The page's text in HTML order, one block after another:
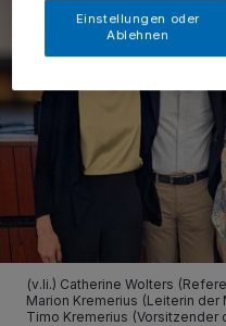
(v.li.) Catherine Wolters
Marion Kremerius (Leiterin
Timo Kremerius (Vorsitzender
Einstellungen oder
Ablehnen